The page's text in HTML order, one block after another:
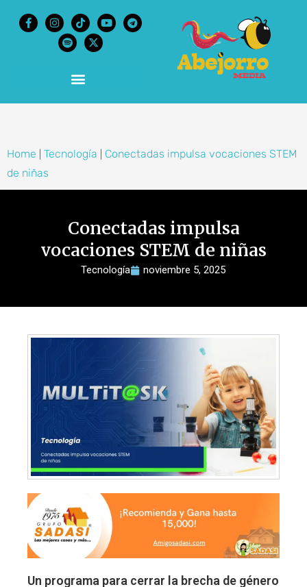
Home Tecnología
Conectadas impulsa vocaciones STEM
de niñas
Conectadas impulsa
vocaciones STEM de niñas
Tecnología noviembre 5, 2025
Un programa para cerrar la brecha de género